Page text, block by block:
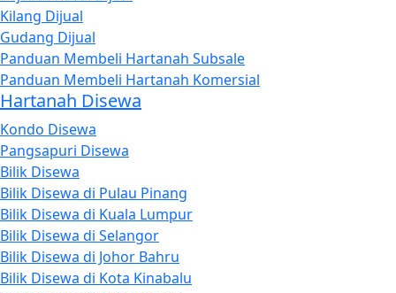
Kilang Dijual
Gudang Dijual
Panduan Membeli Hartanah Subsale
Panduan Membeli Hartanah Komersial
Hartanah Disewa
Kondo Disewa
Pangsapuri Disewa
Bilik Disewa
Bilik Disewa di Pulau Pinang
Bilik Disewa di Kuala Lumpur
Bilik Disewa di Selangor
Bilik Disewa di Johor Bahru
Bilik Disewa di Kota Kinabalu